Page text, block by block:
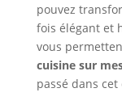
pouvez
fois élégant et
vous
cuisine sur
passé dans cet